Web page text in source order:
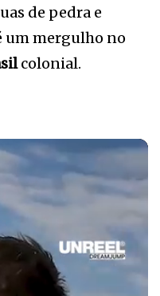
de pedra e
um mergulho no
colonial.